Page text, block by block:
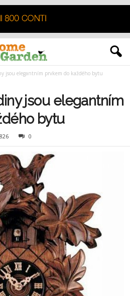
jsou elegantním prvkem do každého bytu
jsou elegantním
bytu
0